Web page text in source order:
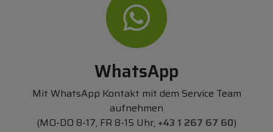
WhatsApp
Mit WhatsApp Kontakt mit dem Service Team
aufnehmen
(MO-DO 8-17, FR 8-15 Uhr, +43 1 267 67 60)